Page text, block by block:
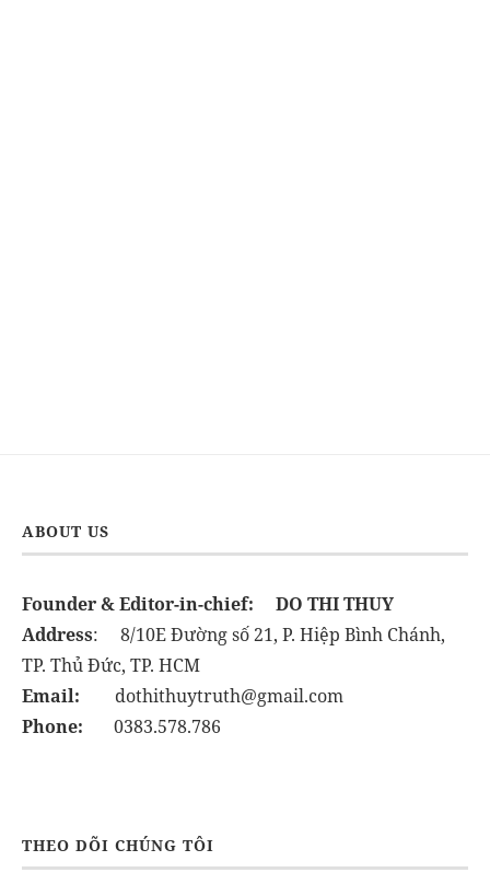
ABOUT US
Founder & Editor-in-chief:
DO THI THUY
Address: 8/10E Đường số 21, P. Hiệp Bình Chánh,
TP. Thủ Đức, TP. HCM
Email: dothithuytruth@gmail.com
Phone: 0383.578.786
THEO DÕI CHÚNG TÔI